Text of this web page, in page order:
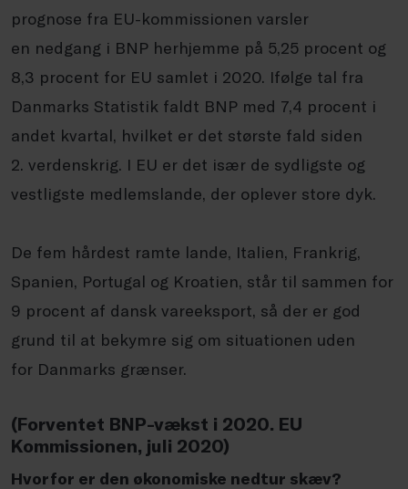
prognose fra EU-kommissionen varsler
en nedgang i BNP herhjemme på 5,25 procent og
8,3 procent for EU samlet i 2020. Ifølge tal fra
Danmarks Statistik faldt BNP med 7,4 procent i
andet kvartal, hvilket er det største fald siden
2. verdenskrig. I EU er det især de sydligste og
vestligste medlemslande, der oplever store dyk.
De fem hårdest ramte lande, Italien, Frankrig,
Spanien, Portugal og Kroatien, står til sammen for
9 procent af dansk vareeksport, så der er god
grund til at bekymre sig om situationen uden
for Danmarks grænser.
(Forventet BNP-vækst i 2020. EU
Kommissionen, juli 2020)
Hvorfor er den økonomiske nedtur skæv?